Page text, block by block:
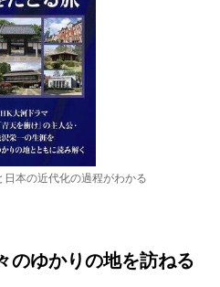
本の近代化の過程がわかる
のゆかりの地を訪ねる